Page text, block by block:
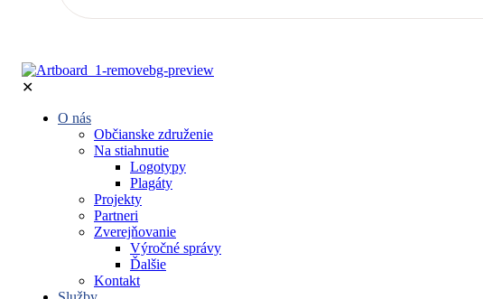
✕
O nás
Občianske združenie
Na stiahnutie
Logotypy
Plagáty
Projekty
Partneri
Zverejňovanie
Výročné správy
Ďalšie
Kontakt